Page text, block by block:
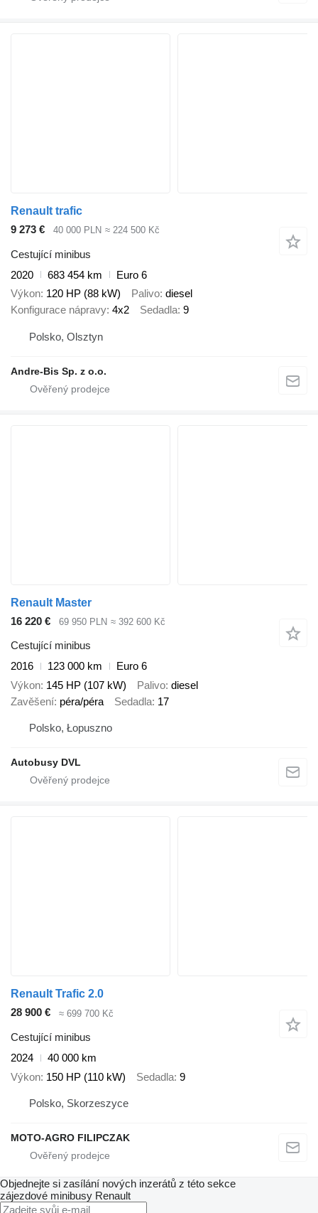
Renault trafic
9 273 €
40 000 PLN ≈ 224 500 Kč
Cestující minibus
2020
683 454 km
Euro 6
Výkon 120 HP (88 kW) Palivo diesel
Konfigurace nápravy 4x2 Sedadla 9
Polsko, Olsztyn
Andre-Bis Sp. z o.o.
Renault Master
16 220 €
69 950 PLN ≈ 392 600 Kč
Cestující minibus
2016
123 000 km
Euro 6
Výkon 145 HP (107 kW) Palivo diesel
Zavěšení péra/péra Sedadla 17
Polsko, Łopuszno
Autobusy DVL
Renault Trafic 2.0
28 900 €
≈ 699 700 Kč
Cestující minibus
2024
40 000 km
Výkon 150 HP (110 kW) Sedadla 9
Polsko, Skorzeszyce
MOTO-AGRO FILIPCZAK
Objednejte si zasílání nových inzerátů z této sekce
zájezdové minibusy Renault